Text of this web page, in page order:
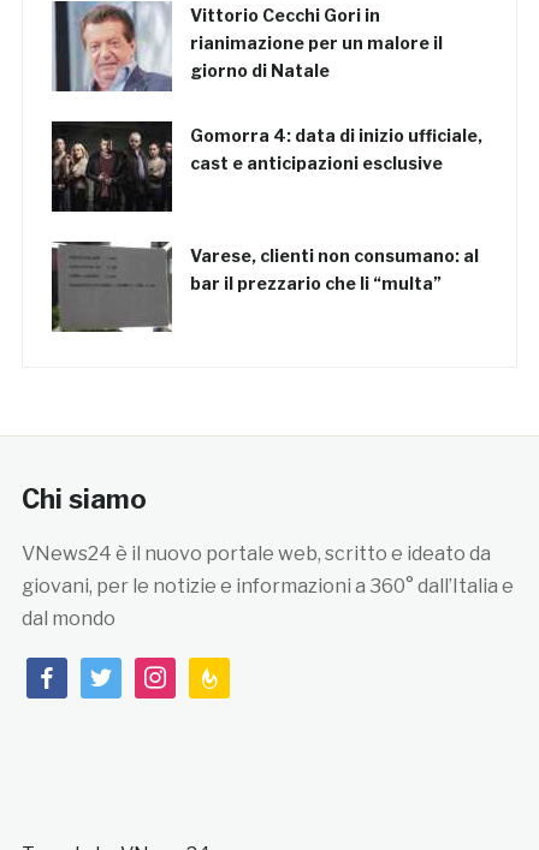
Vittorio Cecchi Gori in
rianimazione per un malore il
giorno di Natale
Gomorra 4: data di inizio ufficiale,
cast e anticipazioni esclusive
Varese, clienti non consumano: al
bar il prezzario che li “multa”
Chi siamo
VNews24 è il nuovo portale web, scritto e ideato da
giovani, per le notizie e informazioni a 360° dall’Italia e
dal mondo
facebooktwitterinstagramfeedburner